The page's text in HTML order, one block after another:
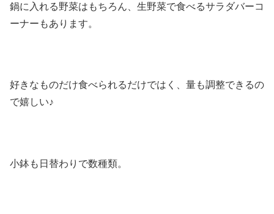
鍋に入れる野菜はもちろん、生野菜で食べるサラダバーコ
ーナーもあります。
好きなものだけ食べられるだけではく、量も調整できるの
で嬉しい♪
小鉢も日替わりで数種類。